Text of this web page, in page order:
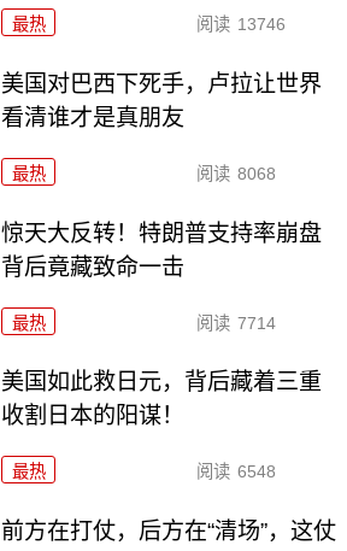
最热 阅读 13746
美国对巴西下死手，卢拉让世界
看清谁才是真朋友
最热 阅读 8068
惊天大反转！特朗普支持率崩盘
背后竟藏致命一击
最热 阅读 7714
美国如此救日元，背后藏着三重
收割日本的阳谋！
最热 阅读 6548
前方在打仗，后方在“清场”，这仗